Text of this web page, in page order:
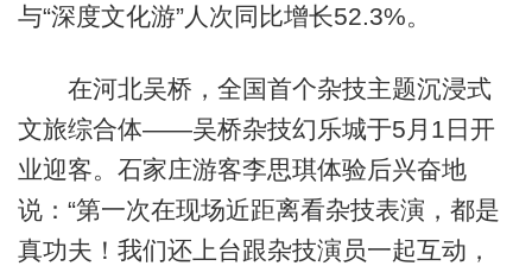
与“深度文化游”人次同比增长52.3%。
在河北吴桥，全国首个杂技主题沉浸式
文旅综合体——吴桥杂技幻乐城于5月1日开
业迎客。石家庄游客李思琪体验后兴奋地
说：“第一次在现场近距离看杂技表演，都是
真功夫！我们还上台跟杂技演员一起互动，